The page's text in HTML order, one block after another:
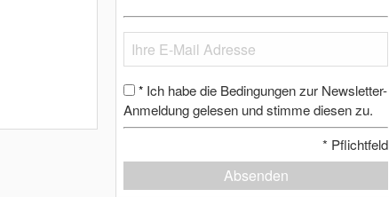
* Ich habe die Bedingungen zur Newsletter-
Anmeldung gelesen und stimme diesen zu.
* Pflichtfeld
Absenden